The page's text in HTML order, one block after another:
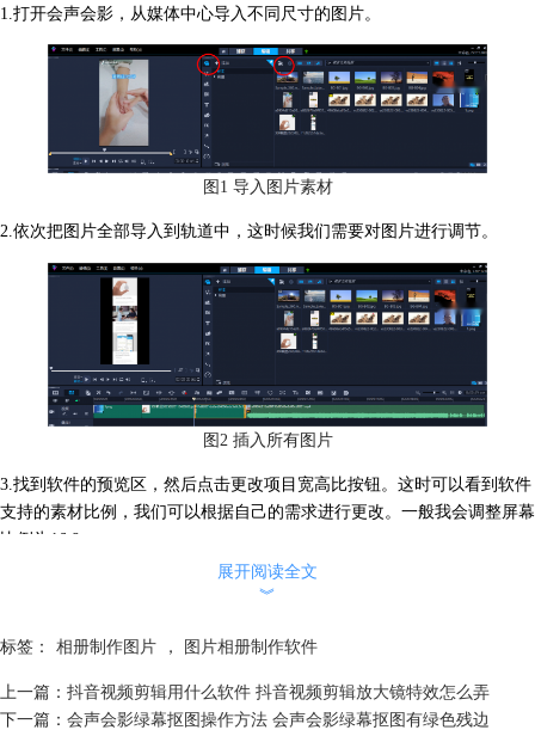
1. 打开会声会影，从媒体中心导入不同尺寸的图片。
图1 导入图片素材
2.依次把图片全部导入到轨道中，这时候我们需要对图片进行调节。
图2 插入所有图片
3.找到软件的预览区，然后点击更改项目宽高比按钮。这时可以看到软件
支持的素材比例，我们可以根据自己的需求进行更改。一般我会调整屏幕
比例为16:9。
图3 调整图片尺寸
展开阅读全文
︾
标签： 相册制作图片 ， 图片相册制作软件
上一篇： 抖音视频剪辑用什么软件 抖音视频剪辑放大镜特效怎么弄
下一篇： 会声会影绿幕抠图操作方法 会声会影绿幕抠图有绿色残边